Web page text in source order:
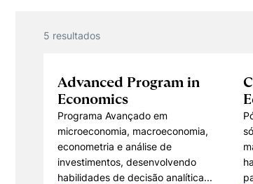
5 resultados
Advanced Program in
Economics
Programa Avançado em
microeconomia, macroeconomia,
econometria e análise de
investimentos, desenvolvendo
habilidades de decisão analítica...